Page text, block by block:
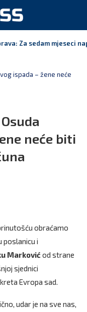
Za sedam mjeseci
ispada – žene neće
neće biti
obraćamo
poslanicu i
Marković od strane
sjednici
Evropa sad.
udar je na sve nas,